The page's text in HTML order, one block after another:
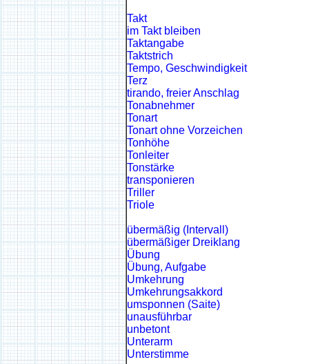
Takt
im Takt bleiben
Taktangabe
Taktstrich
Tempo, Geschwindigkeit
Terz
tirando, freier Anschlag
Tonabnehmer
Tonart
Tonart ohne Vorzeichen
Tonhöhe
Tonleiter
Tonstärke
transponieren
Triller
Triole
übermäßig (Intervall)
übermäßiger Dreiklang
Übung
Übung, Aufgabe
Umkehrung
Umkehrungsakkord
umsponnen (Saite)
unausführbar
unbetont
Unterarm
Unterstimme